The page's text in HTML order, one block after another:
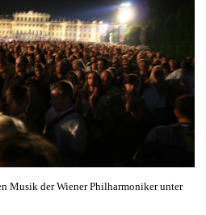
Musik der Wiener Philharmoniker unter